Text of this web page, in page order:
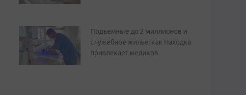
Подъемные до 2 миллионов и
служебное жилье: как Находка
привлекает медиков